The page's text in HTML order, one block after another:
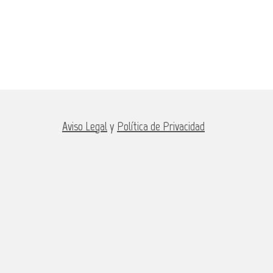
Aviso Legaly Política de Privacidad